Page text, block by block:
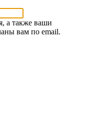
а также ваши
вам по email.